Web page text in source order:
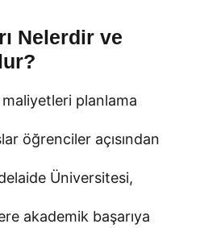
Nelerdir ve
planlama
öğrenciler açısından
Üniversitesi,
akademik başarıya